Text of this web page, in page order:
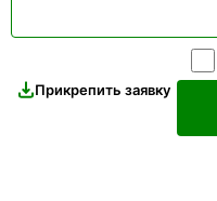
Прикрепить заявку